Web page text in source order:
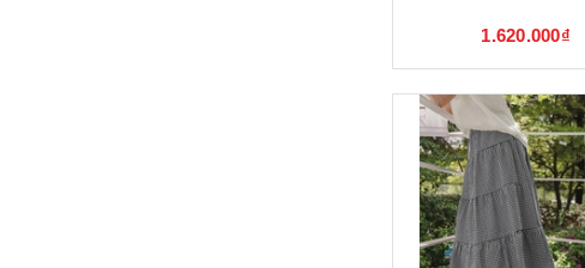
1.620.000₫